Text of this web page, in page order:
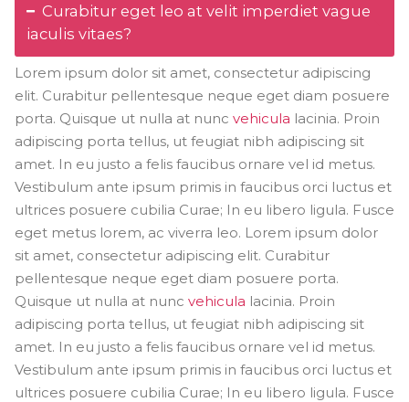
Curabitur eget leo at velit imperdiet vague
iaculis vitaes?
Lorem ipsum dolor sit amet, consectetur adipiscing
elit. Curabitur pellentesque neque eget diam posuere
porta. Quisque ut nulla at nunc vehicula lacinia. Proin
adipiscing porta tellus, ut feugiat nibh adipiscing sit
amet. In eu justo a felis faucibus ornare vel id metus.
Vestibulum ante ipsum primis in faucibus orci luctus et
ultrices posuere cubilia Curae; In eu libero ligula. Fusce
eget metus lorem, ac viverra leo. Lorem ipsum dolor
sit amet, consectetur adipiscing elit. Curabitur
pellentesque neque eget diam posuere porta.
Quisque ut nulla at nunc vehicula lacinia. Proin
adipiscing porta tellus, ut feugiat nibh adipiscing sit
amet. In eu justo a felis faucibus ornare vel id metus.
Vestibulum ante ipsum primis in faucibus orci luctus et
ultrices posuere cubilia Curae; In eu libero ligula. Fusce